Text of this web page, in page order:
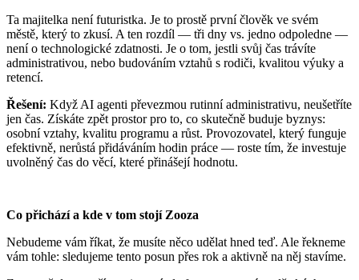
Ta majitelka není futuristka. Je to prostě první člověk ve svém
městě, který to zkusí. A ten rozdíl — tři dny vs. jedno odpoledne —
není o technologické zdatnosti. Je o tom, jestli svůj čas trávíte
administrativou, nebo budováním vztahů s rodiči, kvalitou výuky a
retencí.
Řešení: Když AI agenti převezmou rutinní administrativu, neušetříte
jen čas. Získáte zpět prostor pro to, co skutečně buduje byznys:
osobní vztahy, kvalitu programu a růst. Provozovatel, který funguje
efektivně, nerůstá přidáváním hodin práce — roste tím, že investuje
uvolněný čas do věcí, které přinášejí hodnotu.
Co přichází a kde v tom stojí Zooza
Nebudeme vám říkat, že musíte něco udělat hned teď. Ale řekneme
vám tohle: sledujeme tento posun přes rok a aktivně na něj stavíme.